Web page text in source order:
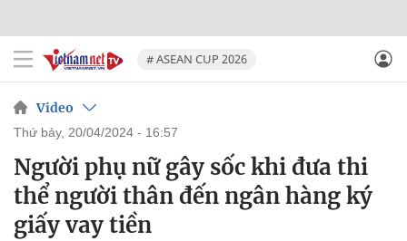
# ASEAN CUP 2026
Video
thứ bảy, 20/04/2024 - 16:57
Người phụ nữ gây sốc khi đưa thi
thể người thân đến ngân hàng ký
giấy vay tiền